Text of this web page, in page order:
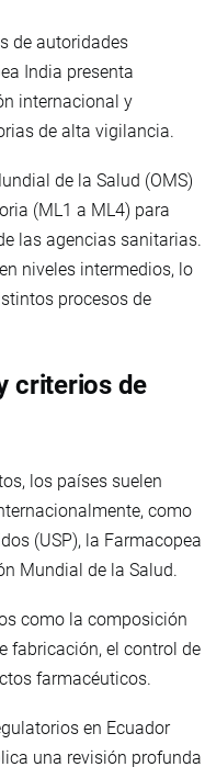
de autoridades
India presenta
internacional y
de alta vigilancia.
de la Salud (OMS)
(ML1 a ML4) para
las agencias sanitarias.
niveles intermedios, lo
procesos de
criterios de
los países suelen
como
(USP), la Farmacopea
Mundial de la Salud.
como la composición
fabricación, el control de
farmacéuticos.
en Ecuador
una revisión profunda